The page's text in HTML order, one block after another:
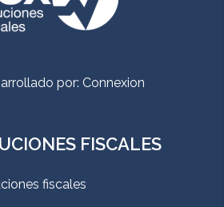
por: Connexion
FISCALES
fiscales